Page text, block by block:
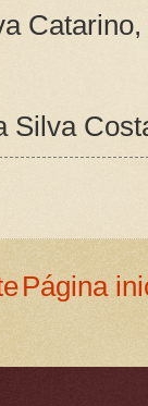
Catarino,
Silva
Página